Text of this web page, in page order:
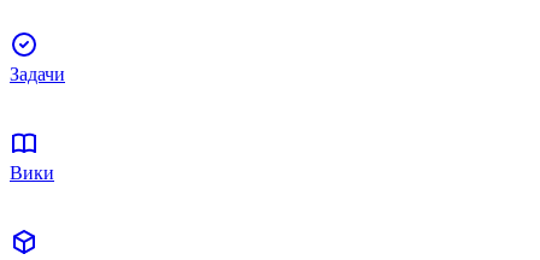
Задачи
Вики